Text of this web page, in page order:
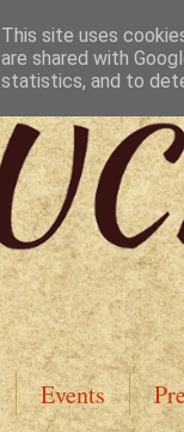
Events
This site uses
are shared with
statistics, and to